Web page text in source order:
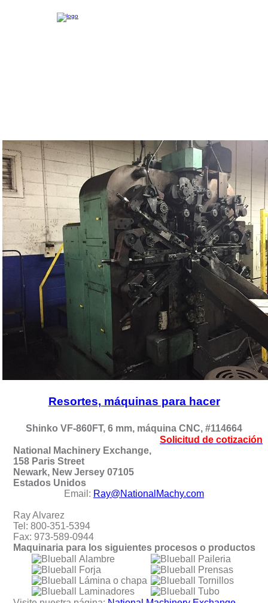
Resortes, máquinas para hacer
Shinko VF-860FT, 6 mm, máquina CNC, #114664
Solicitud de cotización
National Machinery Exchange,
158 Paris Street
Newark, New Jersey 07105
Estados Unidos
Email: Ray@NationalMachy.com
Ray Alvarez
Tel: 800-351-5394
Fax: 973-589-0944
Maquinaria para los siguientes procesos o productos
Alambre
Forja
Lámina o chapa
Laminadores
Paileria
Prensas
Tornillos
Tubo